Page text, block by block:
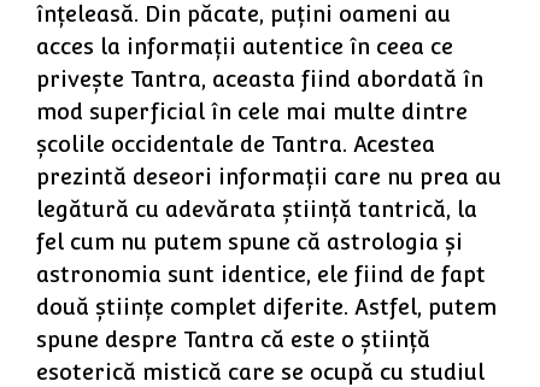
înţeleasă. Din păcate, puţini oameni au
acces la informaţii autentice în ceea ce
priveşte Tantra, aceasta fiind abordată în
mod superficial în cele mai multe dintre
şcolile occidentale de Tantra. Acestea
prezintă deseori informaţii care nu prea au
legătură cu adevărata ştiinţă tantrică, la
fel cum nu putem spune că astrologia şi
astronomia sunt identice, ele fiind de fapt
două ştiinţe complet diferite. Astfel, putem
spune despre Tantra că este o ştiinţă
esoterică mistică care se ocupă cu studiul